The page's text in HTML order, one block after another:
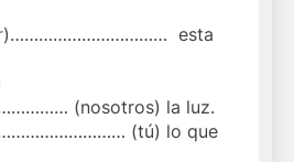
)…………………………… esta
(nosotros) la luz.
(tú) lo que